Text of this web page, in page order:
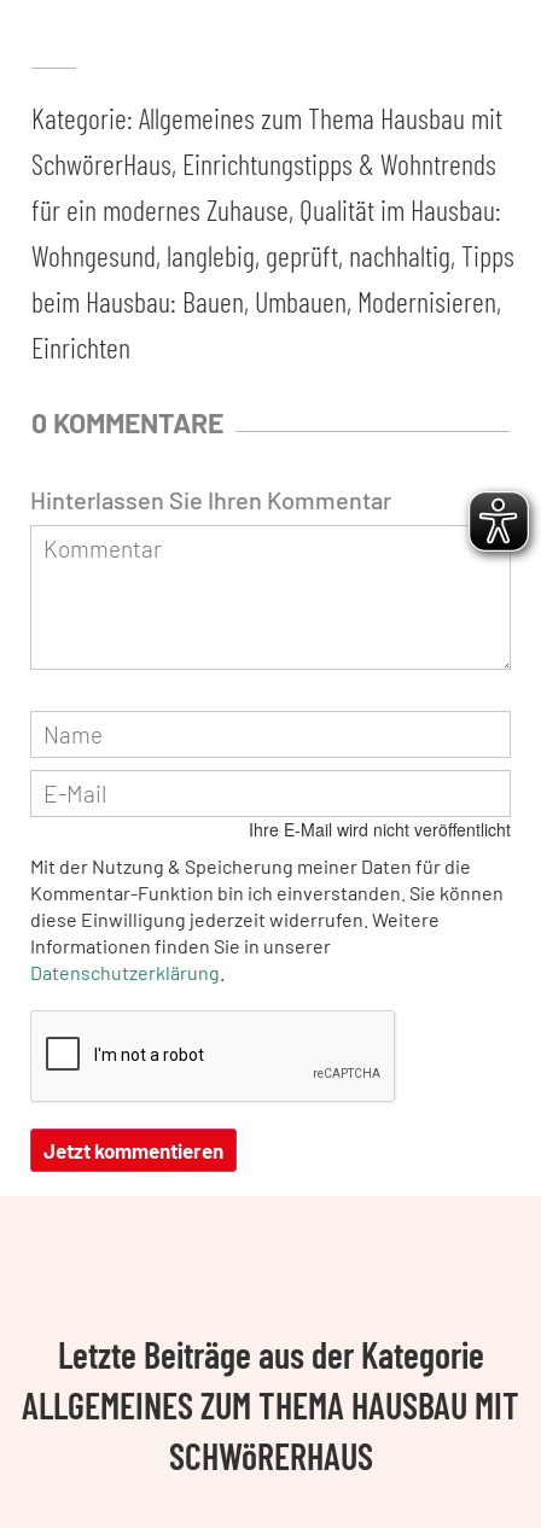
Kategorie: Allgemeines zum Thema Hausbau mit
SchwörerHaus, Einrichtungstipps & Wohntrends
für ein modernes Zuhause, Qualität im Hausbau:
Wohngesund, langlebig, geprüft, nachhaltig, Tipps
beim Hausbau: Bauen, Umbauen, Modernisieren,
Einrichten
0 KOMMENTARE
Hinterlassen Sie Ihren Kommentar
Ihre E-Mail wird nicht veröffentlicht
Mit der Nutzung & Speicherung meiner Daten für die
Kommentar-Funktion bin ich einverstanden. Sie können
diese Einwilligung jederzeit widerrufen. Weitere
Informationen finden Sie in unserer
Datenschutzerklärung
Letzte Beiträge aus der Kategorie
ALLGEMEINES ZUM THEMA HAUSBAU MIT
SCHWöRERHAUS